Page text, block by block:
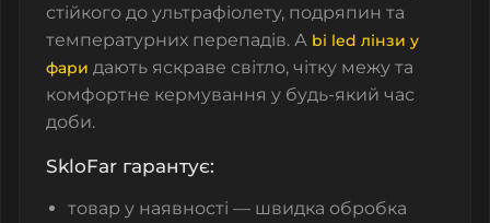
стійкого до ультрафіолету, подряпин та
температурних перепадів. А bi led лінзи у
фари дають яскраве світло, чітку межу та
комфортне кермування у будь-який час
доби.
SkloFar гарантує:
товар у наявності — швидка обробка